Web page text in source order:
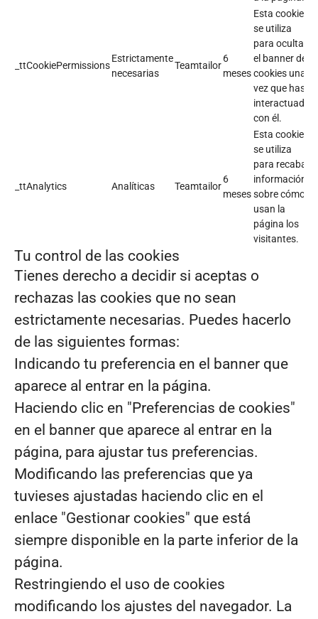
_ttCookiePermissions
Estrictamente
necesarias
Teamtailor
6
meses
Esta cookie
se utiliza
para ocultar
el banner de
cookies una
vez que has
interactuado
con él.
_ttAnalytics Analíticas Teamtailor
6
meses
Esta cookie
se utiliza
para recabar
información
sobre cómo
usan la
página los
visitantes.
Tu control de las cookies
Tienes derecho a decidir si aceptas o
rechazas las cookies que no sean
estrictamente necesarias. Puedes hacerlo
de las siguientes formas:
Indicando tu preferencia en el banner que
aparece al entrar en la página.
Haciendo clic en "Preferencias de cookies"
en el banner que aparece al entrar en la
página, para ajustar tus preferencias.
Modificando las preferencias que ya
tuvieses ajustadas haciendo clic en el
enlace "Gestionar cookies" que está
siempre disponible en la parte inferior de la
página.
Restringiendo el uso de cookies
modificando los ajustes del navegador. La